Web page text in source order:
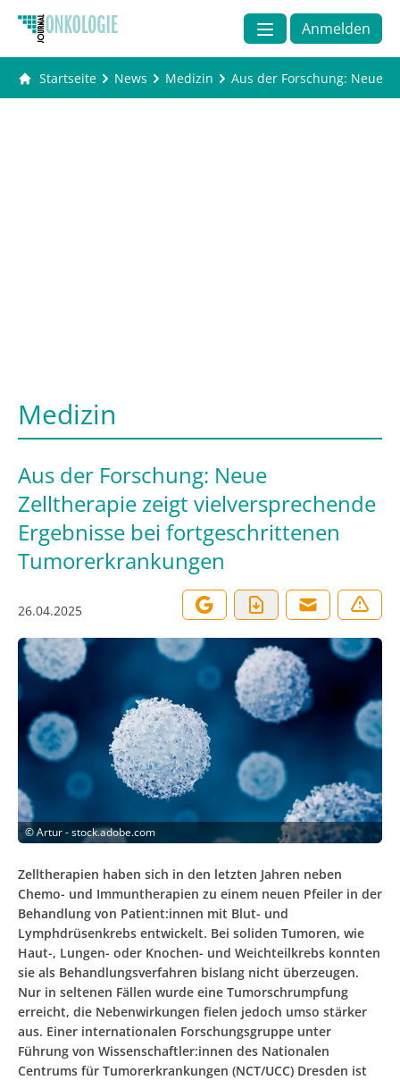
Anmelden
Startseite News Medizin Aus der Forschung: Neue
Medizin
Aus der Forschung: Neue
Zelltherapie zeigt vielversprechende
Ergebnisse bei fortgeschrittenen
Tumorerkrankungen
26.04.2025
©Artur - stock.adobe.com
Zelltherapien haben sich in den letzten Jahren neben
Chemo- und Immuntherapien zu einem neuen Pfeiler in der
Behandlung von Patient:innen mit Blut- und
Lymphdrüsenkrebs entwickelt. Bei soliden Tumoren, wie
Haut-, Lungen- oder Knochen- und Weichteilkrebs konnten
sie als Behandlungsverfahren bislang nicht überzeugen.
Nur in seltenen Fällen wurde eine Tumorschrumpfung
erreicht, die Nebenwirkungen fielen jedoch umso stärker
aus. Einer internationalen Forschungsgruppe unter
Führung von Wissenschaftler:innen des Nationalen
Centrums für Tumorerkrankungen (NCT/UCC) Dresden ist